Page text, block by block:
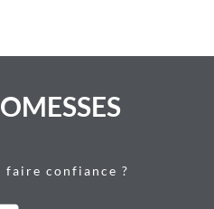
faire confiance ?